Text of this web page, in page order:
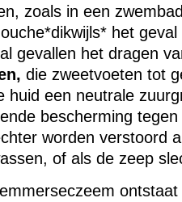
zoals in een
het
gevallen het dragen
die zweetvoeten tot
huid een neutrale
bescherming
worden verstoord
of als de zeep